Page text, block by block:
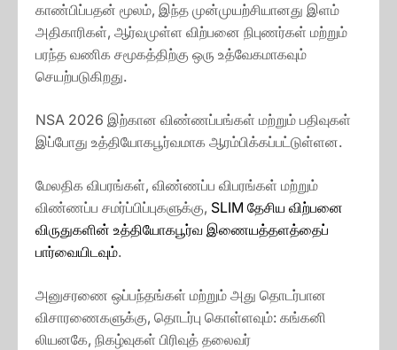
காண்பிப்பதன் மூலம், இந்த முன்முயற்சியானது இளம்
அதிகாரிகள், ஆர்வமுள்ள விற்பனை நிபுணர்கள் மற்றும்
பரந்த வணிக சமூகத்திற்கு ஒரு உத்வேகமாகவும்
செயற்படுகிறது.
NSA 2026 இற்கான விண்ணப்பங்கள் மற்றும் பதிவுகள்
இப்போது உத்தியோகபூர்வமாக ஆரம்பிக்கப்பட்டுள்ளன.
மேலதிக விபரங்கள், விண்ணப்ப விபரங்கள் மற்றும்
விண்ணப்ப சமர்ப்பிப்புகளுக்கு, SLIM தேசிய விற்பனை
விருதுகளின் உத்தியோகபூர்வ இணையத்தளத்தைப்
பார்வையிடவும்.
அனுசரணை ஒப்பந்தங்கள் மற்றும் அது தொடர்பான
விசாரணைகளுக்கு, தொடர்பு கொள்ளவும்: கங்கனி
லியனகே, நிகழ்வுகள் பிரிவுத் தலைவர்